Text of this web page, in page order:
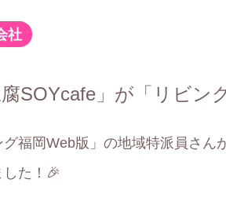
腐SOYcafe」が「リビ
社
福岡Web版」の地域特派員さ
た！🎉